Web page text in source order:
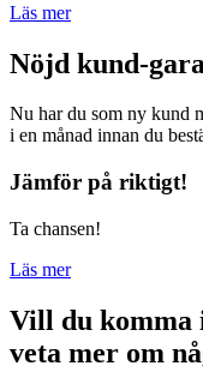
Läs mer
Nöjd kund-
Nu har du som ny kund
i en månad innan du
Jämför på riktigt!
Ta chansen!
Läs mer
Vill du komma
veta mer om